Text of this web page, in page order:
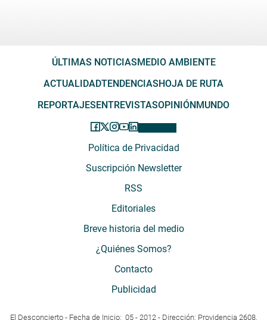
ÚLTIMAS NOTICIAS MEDIO AMBIENTE
ACTUALIDADTENDENCIAS HOJA DE RUTA
REPORTAJES ENTREVISTASOPINIÓN MUNDO
Política de Privacidad
Suscripción Newsletter
RSS
Editoriales
Breve historia del medio
¿Quiénes Somos?
Contacto
Publicidad
El Desconcierto - Fecha de Inicio: 05 - 2012 - Dirección: Providencia 2608,